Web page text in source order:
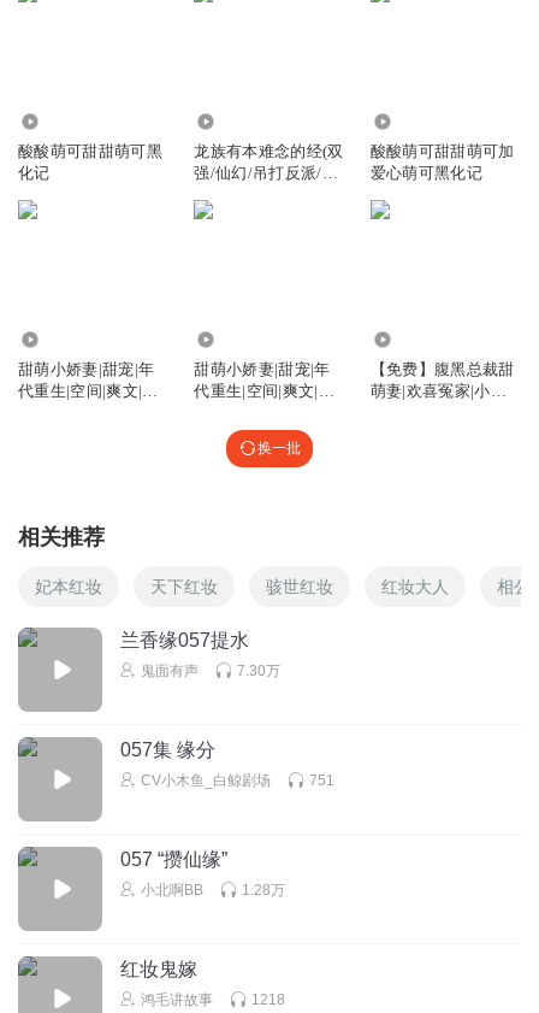
酸酸萌可甜甜萌可黑
化记
龙族有本难念的经(双
强/仙幻/吊打反派/灵
酸酸萌可甜甜萌可加
爱心萌可黑化记
甜萌小娇妻|甜宠|年
代重生|空间|爽文|全
甜萌小娇妻|甜宠|年
代重生|空间|爽文|全
【免费】腹黑总裁甜
萌妻|欢喜冤家|小甜
换一批
相关推荐
妃本红妆 天下红妆 骇世红妆 红妆大人 相公
兰香缘057提水
鬼面有声 7.30万
057集 缘分
CV小木鱼_白鲸剧场 751
057 “攒仙缘”
小北啊BB 1.28万
红妆鬼嫁
鸿毛讲故事 1218